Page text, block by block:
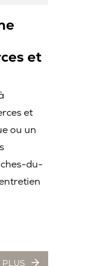
et
et
ou un
du-